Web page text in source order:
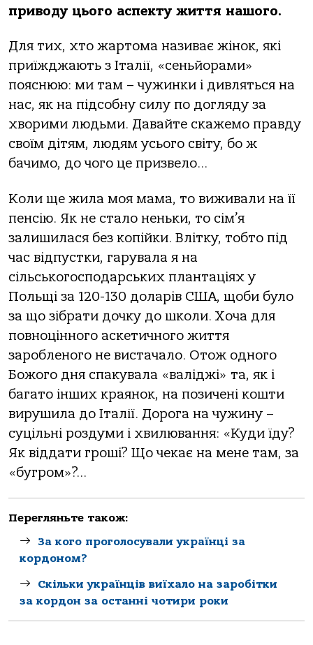
приводу цього аспекту життя нашого.
Для тих, хто жартома називає жінок, які
приїжджають з Італії, «сеньйорами»
пояснюю: ми там – чужинки і дивляться на
нас, як на підсобну силу по догляду за
хворими людьми. Давайте скажемо правду
своїм дітям, людям усього світу, бо ж
бачимо, до чого це призвело…
Коли ще жила моя мама, то виживали на її
пенсію. Як не стало неньки, то сім’я
залишилася без копійки. Влітку, тобто під
час відпустки, гарувала я на
сільськогосподарських плантаціях у
Польщі за 120-130 доларів США, щоби було
за що зібрати дочку до школи. Хоча для
повноцінного аскетичного життя
заробленого не вистачало. Отож одного
Божого дня спакувала «валіджі» та, як і
багато інших краянок, на позичені кошти
вирушила до Італії. Дорога на чужину –
суцільні роздуми і хвилювання: «Куди їду?
Як віддати гроші? Що чекає на мене там, за
«бугром»?…
Перегляньте також:
За кого проголосували українці за
кордоном?
Скільки українців виїхало на заробітки
за кордон за останні чотири роки